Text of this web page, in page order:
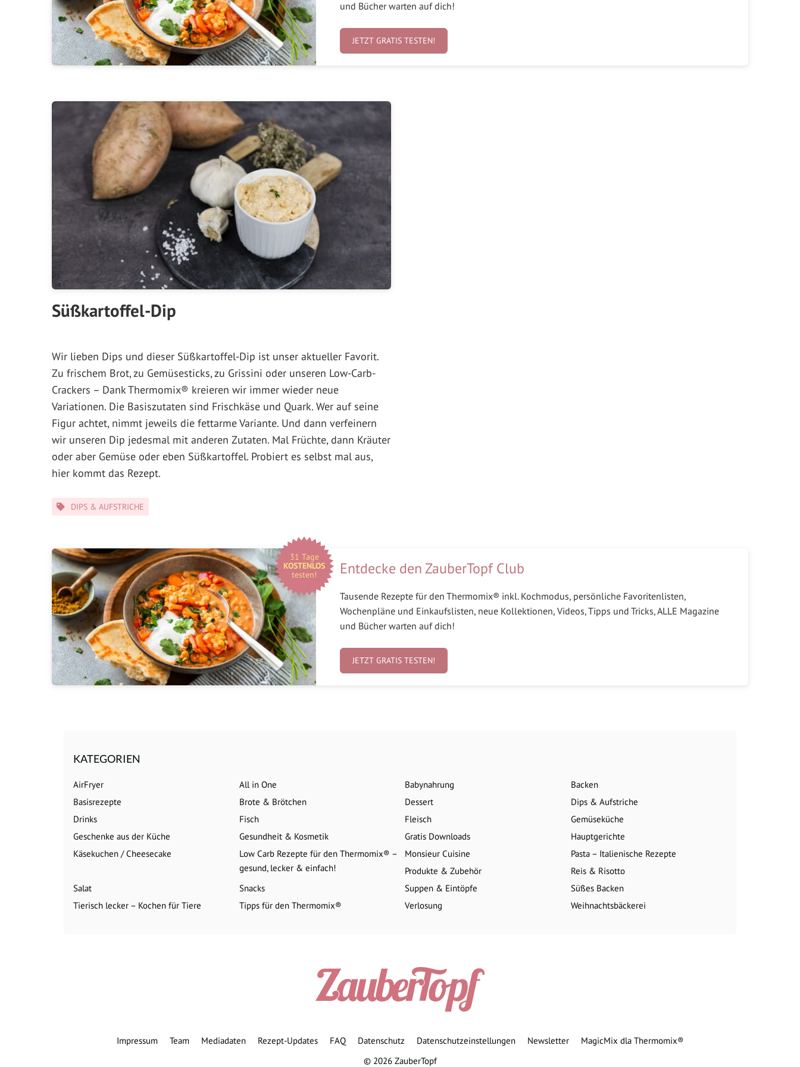
und Bücher warten auf dich!
JETZT GRATIS TESTEN!
Süßkartoffel-Dip
Wir lieben Dips und dieser Süßkartoffel-Dip ist unser aktueller Favorit.
Zu frischem Brot, zu Gemüsesticks, zu Grissini oder unseren Low-Carb-
Crackers – Dank Thermomix® kreieren wir immer wieder neue
Variationen. Die Basiszutaten sind Frischkäse und Quark. Wer auf seine
Figur achtet, nimmt jeweils die fettarme Variante. Und dann verfeinern
wir unseren Dip jedesmal mit anderen Zutaten. Mal Früchte, dann Kräuter
oder aber Gemüse oder eben Süßkartoffel. Probiert es selbst mal aus,
hier kommt das Rezept.
KategorienDIPS & AUFSTRICHE
31 Tage
KOSTENLOS
testen!
Entdecke den ZauberTopf Club
Tausende Rezepte für den Thermomix® inkl. Kochmodus, persönliche Favoritenlisten,
Wochenpläne und Einkaufslisten, neue Kollektionen, Videos, Tipps und Tricks, ALLE Magazine
und Bücher warten auf dich!
JETZT GRATIS TESTEN!
KATEGORIEN
AirFryer All in One Babynahrung
Backen
Basisrezepte
Brote & Brötchen Dessert
Dips & Aufstriche
Drinks
Fisch Fleisch
Gemüseküche
Geschenke aus der Küche
Gesundheit & Kosmetik Gratis Downloads
Hauptgerichte
Käsekuchen / Cheesecake
Low Carb Rezepte für den Thermomix® –
gesund, lecker & einfach!
Monsieur Cuisine
Pasta – Italienische Rezepte
Produkte & Zubehör
Reis & Risotto
Salat
Snacks Suppen & Eintöpfe
Süßes Backen
Tierisch lecker – Kochen für Tiere
Tipps für den Thermomix® Verlosung Weihnachtsbäckerei
Impressum Team Mediadaten Rezept-Updates FAQ Datenschutz Datenschutzeinstellungen Newsletter
MagicMix dla Thermomix®
© 2026 ZauberTopf